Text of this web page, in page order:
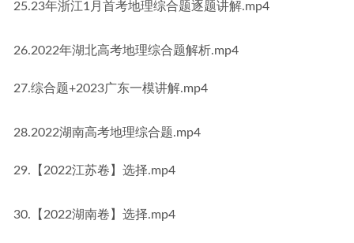
25.23年浙江1月首考地理综合题逐题讲解.mp4
26.2022年湖北高考地理综合题解析.mp4
27.综合题+2023广东一模讲解.mp4
28.2022湖南高考地理综合题.mp4
29.【2022江苏卷】选择.mp4
30.【2022湖南卷】选择.mp4